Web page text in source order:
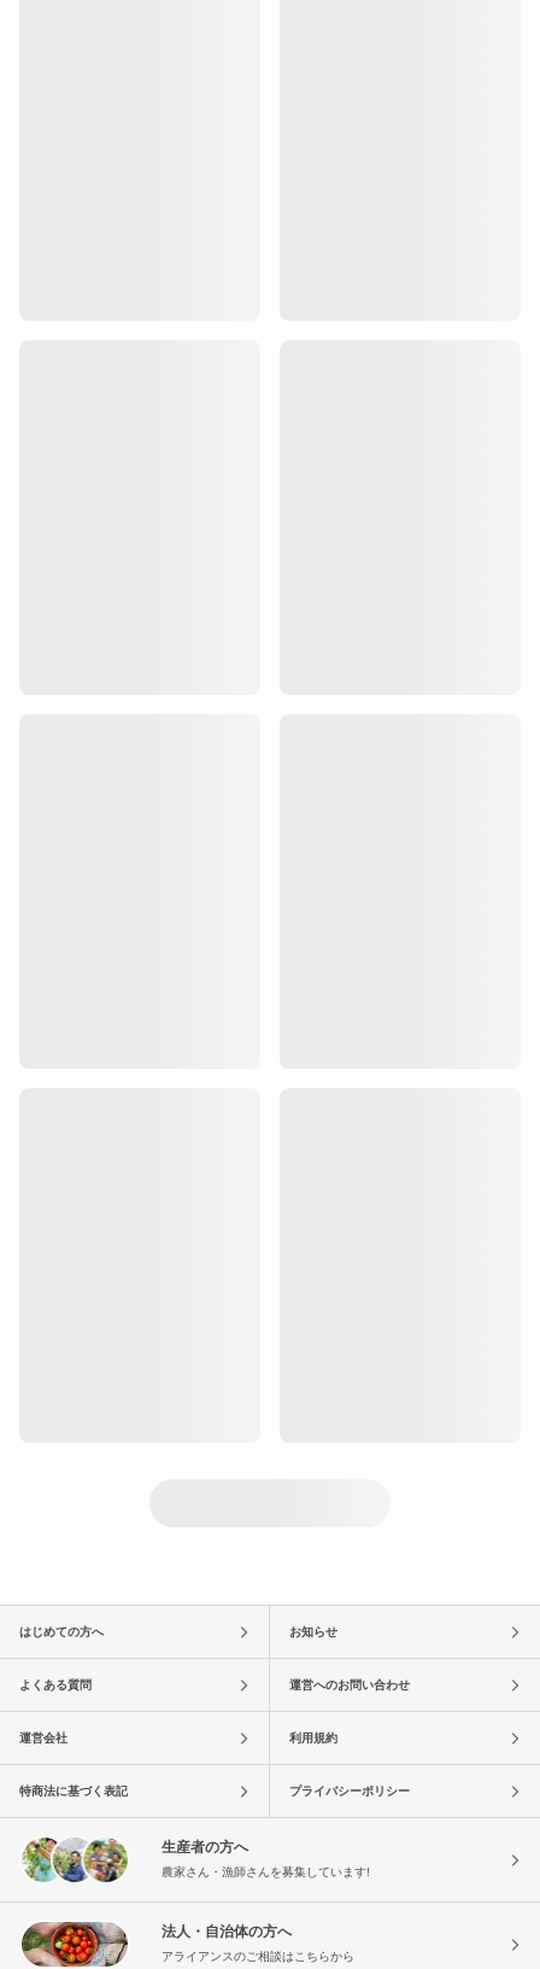
はじめての方へ お知らせ
よくある質問 運営へのお問い合わせ
運営会社 利用規約
特商法に基づく表記 プライバシーポリシー
生産者の方へ
農家さん・漁師さんを募集しています!
法人・自治体の方へ
アライアンスのご相談はこちらから